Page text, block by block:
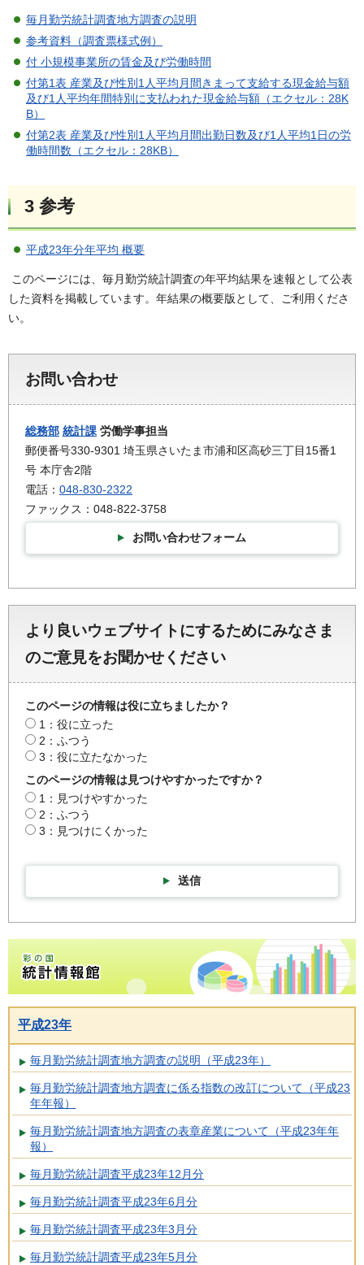
毎月勤労統計調査地方調査の説明
参考資料（調査票様式例）
付 小規模事業所の賃金及び労働時間
付第1表 産業及び性別1人平均月間きまって支給する現金給与額
及び1人平均年間特別に支払われた現金給与額（エクセル：28K
B）
付第2表 産業及び性別1人平均月間出勤日数及び1人平均1日の労
働時間数（エクセル：28KB）
3 参考
平成23年分年平均 概要
このページには、毎月勤労統計調査の年平均結果を速報として公表
した資料を掲載しています。年結果の概要版として、ご利用くださ
い。
お問い合わせ
総務部 統計課 労働学事担当
郵便番号330-9301 埼玉県さいたま市浦和区高砂三丁目15番1
号 本庁舎2階
電話： 048-830-2322
ファックス：048-822-3758
お問い合わせフォーム
より良いウェブサイトにするためにみなさま
のご意見をお聞かせください
このページの情報は役に立ちましたか？
1：役に立った
2：ふつう
3：役に立たなかった
このページの情報は見つけやすかったですか？
1：見つけやすかった
2：ふつう
3：見つけにくかった
送信
彩の国統計情報館トップページ
平成23年
毎月勤労統計調査地方調査の説明（平成23年）
毎月勤労統計調査地方調査に係る指数の改訂について（平成23
年年報）
毎月勤労統計調査地方調査の表章産業について（平成23年年
報）
毎月勤労統計調査平成23年12月分
毎月勤労統計調査平成23年6月分
毎月勤労統計調査平成23年3月分
毎月勤労統計調査平成23年5月分